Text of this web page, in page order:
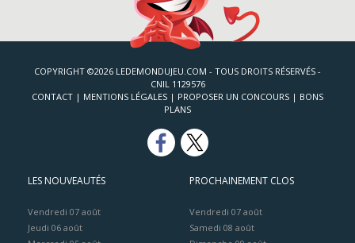
COPYRIGHT ©2026 LEDEMONDUJEU.COM - TOUS DROITS RÉSERVÉS -
CNIL 1129576
CONTACT | MENTIONS LÉGALES | PROPOSER UN CONCOURS | BONS
PLANS
LES NOUVEAUTÉS
Vendredi 07 août
Jeudi 06 août
PROCHAINEMENT CLOS
Vendredi 07 août
Samedi 08 août